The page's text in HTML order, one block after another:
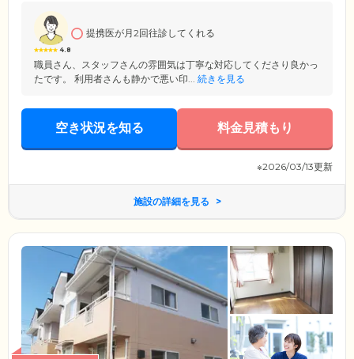
4.8
提携医が月2回往診してくれる
職員さん、スタッフさんの雰囲気は丁寧な対応してくださり良かっ
たです。 利用者さんも静かで悪い印... 続きを見る
空き状況を知る 料金見積もり
※2026/03/13更新
施設の詳細を見る